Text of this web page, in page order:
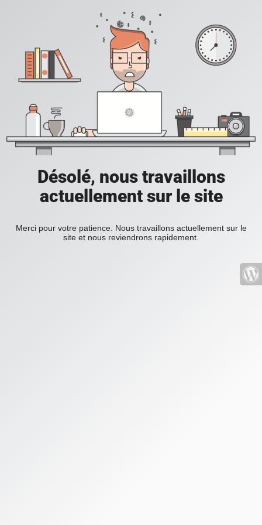
Désolé, nous travaillons
actuellement sur le site
Merci pour votre patience. Nous travaillons actuellement sur le
site et nous reviendrons rapidement.